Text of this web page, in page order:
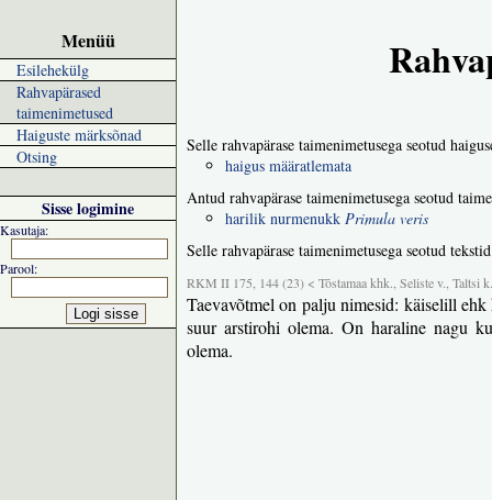
Menüü
Esilehekülg
Rahvapärased
taimenimetused
Haiguste märksõnad
Otsing
Sisse logimine
Kasutaja:
Parool:
Selle rahvapärase taimenimetusega seotud
haigus määratlemata
Antud rahvapärase taimenimetusega seotud
harilik nurmenukk Primula veris
Selle rahvapärase taimenimetusega seotud
RKM II 175, 144 (23) < Tõstamaa khk., Seliste v., Taltsi
Taevavõtmel on palju nimesid: käiselill
suur arstirohi olema. On haraline nagu
olema.